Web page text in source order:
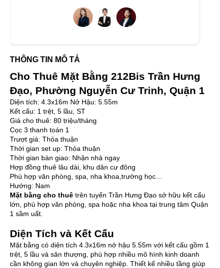
THÔNG TIN MÔ TẢ
Cho Thuê Mặt Bằng 212Bis Trần Hưng
Đạo, Phường Nguyễn Cư Trinh, Quận 1
Diện tích: 4.3x16m Nở Hậu: 5.55m
Kết cấu: 1 trệt, 5 lầu, ST
Giá cho thuê: 80 triệu/tháng
Cọc 3 thanh toán 1
Trượt giá: Thỏa thuận
Thời gian set up: Thỏa thuận
Thời gian bàn giao: Nhận nhà ngay
Hợp đồng thuê lâu dài, khu dân cư đông
Phù hợp văn phòng, spa, nha khoa,trường học…
Hướng: Nam
Mặt bằng cho thuê trên tuyến Trần Hưng Đạo sở hữu kết cấu
lớn, phù hợp văn phòng, spa hoặc nha khoa tại trung tâm Quận
1 sầm uất.
Diện Tích và Kết Cấu
Mặt bằng có diện tích 4.3x16m nở hậu 5.55m với kết cấu gồm 1
trệt, 5 lầu và sân thượng, phù hợp nhiều mô hình kinh doanh
cần không gian lớn và chuyên nghiệp. Thiết kế nhiều tầng giúp